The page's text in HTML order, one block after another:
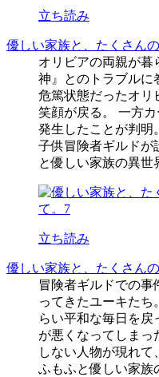
立ち読み
優しい家族と、たくさん
オリビアの両親が暮
神』とのトラブルに
危篤状態だったオリ
笑顔が戻る。 一方
発生したことが判明
子供冒険者ギルド
と優しい家族の異世
立ち読み
優しい家族と、たくさん
冒険者ギルドでの事
ってきたユーキたち
らい平和な毎日を戻
が悪くなってしまっ
しない人物が現れ
ふもふと優しい家族